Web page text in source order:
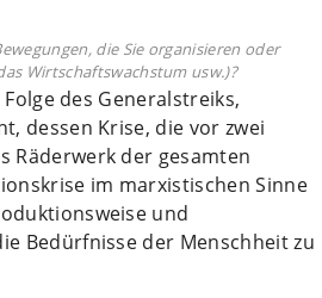
die Sie organisieren oder
Wirtschaftswachstum usw.)?
des Generalstreiks,
dessen Krise, die vor zwei
Räderwerk der gesamten
im marxistischen Sinne
und
Bedürfnisse der Menschheit zu